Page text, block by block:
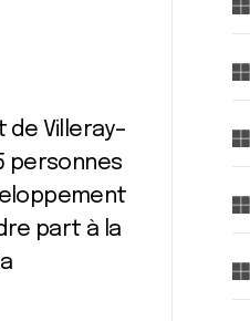
de Villeray–
personnes
part à la